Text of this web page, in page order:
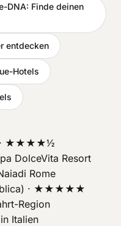
DNA: Finde deinen
entdecken
Hotels
· ★★★★½
DolceVita Resort
Rome
· ★★★★★
Region
Italien